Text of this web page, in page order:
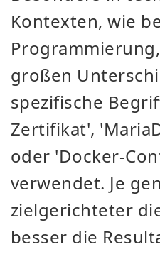
Kontexten, wie
großen
spezifische
Zertifikat',
oder 'Docker-
verwendet. Je
zielgerichteter
besser die